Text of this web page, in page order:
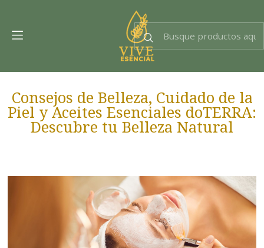
Consejos de Belleza, Cuidado de la
Piel y Aceites Esenciales doTERRA:
Descubre tu Belleza Natural
Dra. EsencIAl
Experta en bienestar